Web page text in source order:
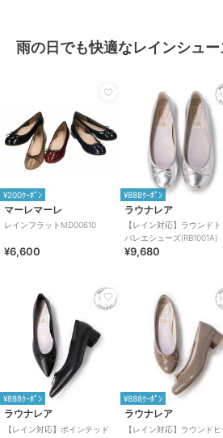
雨の日でも快適なレインシュー
¥200ｸｰﾎﾟﾝ
マーレマーレ
レインフラットMD00610
¥6,600
¥888ｸｰﾎﾟﾝ
ラウナレア
【レイン対応】ラウンドト
バレエシューズ(RB1001A)
¥9,680
¥888ｸｰﾎﾟﾝ
ラウナレア
【レイン対応】ポインテッド
¥888ｸｰﾎﾟﾝ
ラウナレア
【レイン対応】ラウンドヒ